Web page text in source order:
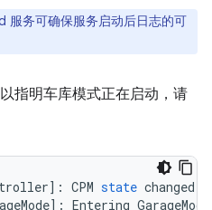
服务可确保服务启动后日志的可
指明车库模式正在启动，请
] : CPM state changed
] : Entering GarageMode